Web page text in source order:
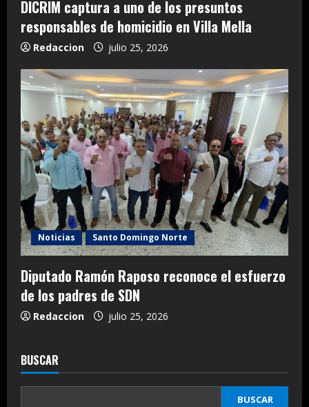
DICRIM captura a uno de los presuntos
responsables de homicidio en Villa Mella
Redaccion julio 25, 2026
Noticias Santo Domingo Norte
Diputado Ramón Raposo reconoce el esfuerzo
de los padres de SDN
Redaccion julio 25, 2026
BUSCAR
BUSCAR